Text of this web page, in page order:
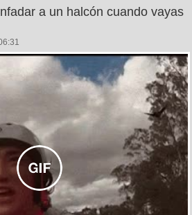
a un halcón cuando vayas